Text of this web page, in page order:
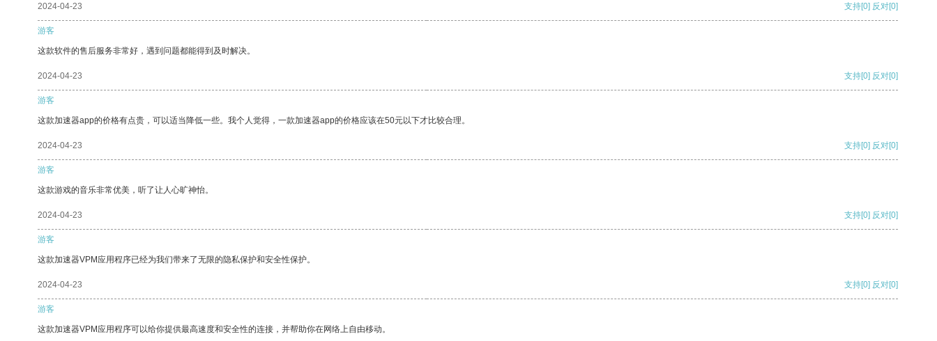
2024-04-23 支持[0] 反对[0]
游客
这款软件的售后服务非常好，遇到问题都能得到及时解决。
2024-04-23 支持[0] 反对[0]
游客
这款加速器app的价格有点贵，可以适当降低一些。我个人觉得，一款加速器app的价格应该在50元以下才比较合理。
2024-04-23 支持[0] 反对[0]
游客
这款游戏的音乐非常优美，听了让人心旷神怡。
2024-04-23 支持[0] 反对[0]
游客
这款加速器VPM应用程序已经为我们带来了无限的隐私保护和安全性保护。
2024-04-23 支持[0] 反对[0]
游客
这款加速器VPM应用程序可以给你提供最高速度和安全性的连接，并帮助你在网络上自由移动。